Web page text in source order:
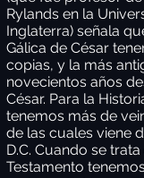
Rylands en la
Inglaterra) señala
Gálica de César
copias, y la más
novecientos años
César. Para la
tenemos más de
de las cuales viene
D.C. Cuando se
Testamento